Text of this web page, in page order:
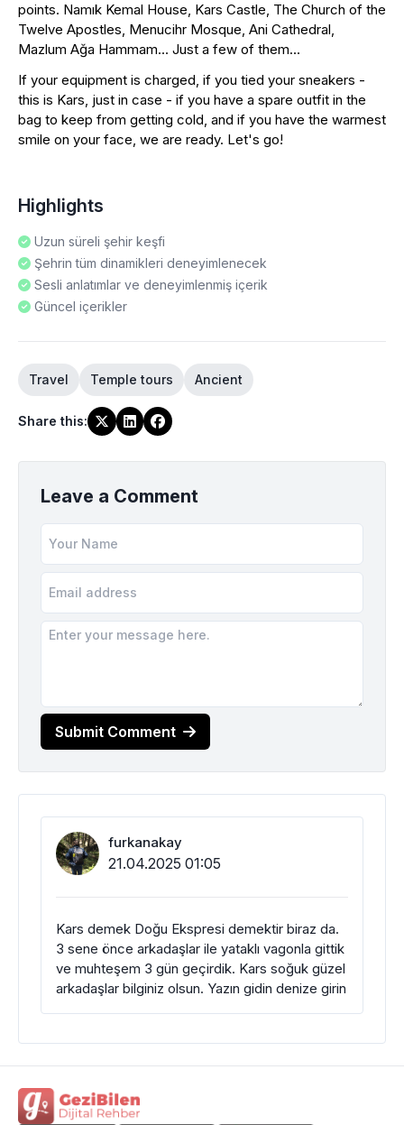
points. Namık Kemal House, Kars Castle, The Church of the
Twelve Apostles, Menucihr Mosque, Ani Cathedral,
Mazlum Ağa Hammam… Just a few of them…
If your equipment is charged, if you tied your sneakers -
this is Kars, just in case - if you have a spare outfit in the
bag to keep from getting cold, and if you have the warmest
smile on your face, we are ready. Let's go!
Highlights
Uzun süreli şehir keşfi
Şehrin tüm dinamikleri deneyimlenecek
Sesli anlatımlar ve deneyimlenmiş içerik
Güncel içerikler
Travel Temple tours Ancient
Share this:
Leave a Comment
Submit Comment
furkanakay
21.04.2025 01:05
Kars demek Doğu Ekspresi demektir biraz da.
3 sene önce arkadaşlar ile yataklı vagonla gittik
ve muhteşem 3 gün geçirdik. Kars soğuk güzel
arkadaşlar bilginiz olsun. Yazın gidin denize girin